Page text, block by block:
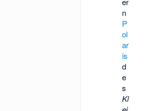
n
P
ol
ar
is
d
e
s
Kl